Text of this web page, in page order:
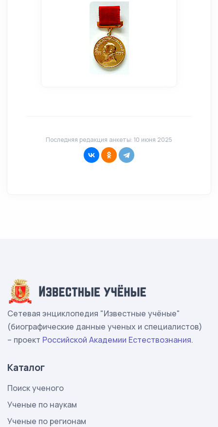
Последняя редакция анкеты: 10 июня 2025
Сетевая энциклопедия "Известные учёные"
(биографические данные ученых и специалистов)
– проект Российской Академии Естествознания.
Каталог
Поиск ученого
Ученые по наукам
Ученые по регионам